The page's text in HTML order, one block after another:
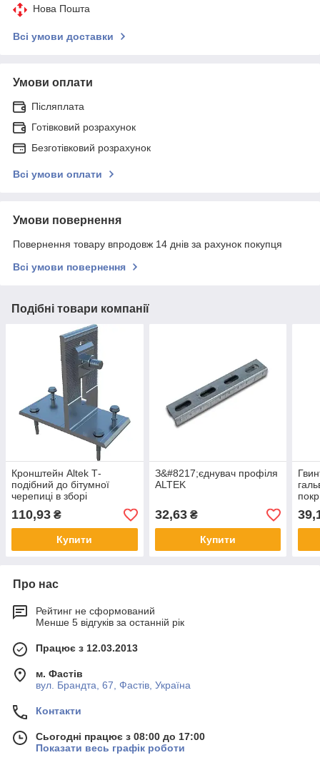
Нова Пошта
Всі умови доставки
Умови оплати
Післяплата
Готівковий розрахунок
Безготівковий розрахунок
Всі умови оплати
Умови повернення
Повернення товару впродовж 14 днів за рахунок покупця
Всі умови повернення
Подібні товари компанії
Кронштейн Altek Т-
подібний до бітумної
черепиці в зборі
110,93 ₴
Купити
З&#8217;єднувач профіля
ALTEK
32,63₴
Купити
Про нас
Рейтинг не сформований
Менше 5 відгуків за останній рік
Працює з 12.03.2013
м. Фастів
вул. Брандта, 67, Фастів, Україна
Контакти
Сьогодні працює з 08:00 до 17:00
Показати весь графік роботи